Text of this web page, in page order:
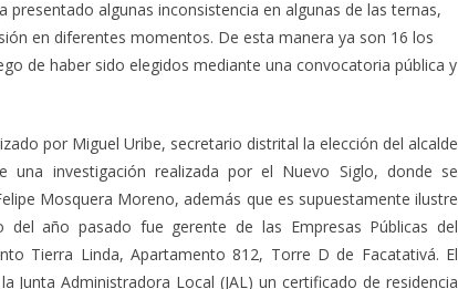
algunas inconsistencia en algunas de las ternas,
en diferentes momentos. De esta manera ya son 16 los
de haber sido elegidos mediante una convocatoria pública y
por Miguel Uribe, secretario distrital la elección del alcalde
una investigación realizada por el Nuevo Siglo, donde se
Mosquera Moreno, además que es supuestamente ilustre
año pasado fue gerente de las Empresas Públicas del
Tierra Linda, Apartamento 812, Torre D de Facatativá. El
Administradora Local (JAL) un certificado de residencia